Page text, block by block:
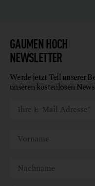
GAUMEN HOCH
NEWSLETTER
Werde jetzt Teil unserer
unseren kostenlosen